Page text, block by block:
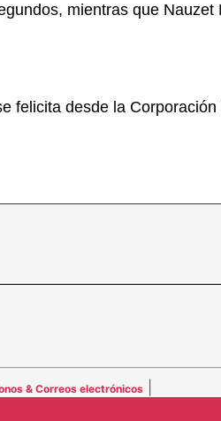
mientras que Nauzet
felicita desde la Corporación
& Correos electrónicos